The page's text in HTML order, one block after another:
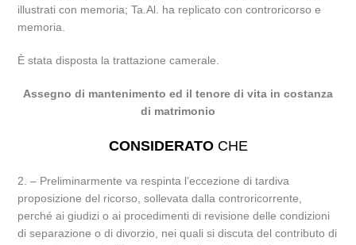
illustrati con memoria; Ta.Al. ha replicato con controricorso e
memoria.
È stata disposta la trattazione camerale.
Assegno di mantenimento ed il tenore di vita in costanza
di matrimonio
CONSIDERATOCHE
2. – Preliminarmente va respinta l’eccezione di tardiva
proposizione del ricorso, sollevata dalla controricorrente,
perché ai giudizi o ai procedimenti di revisione delle condizioni
di separazione o di divorzio, nei quali si discuta del contributo di